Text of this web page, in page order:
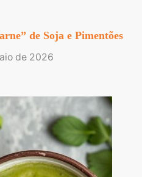
de Soja e Pimentões
de 2026